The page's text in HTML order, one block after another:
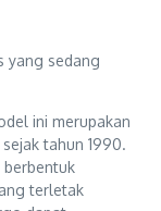
yang sedang
ini merupakan
tahun 1990.
terletak